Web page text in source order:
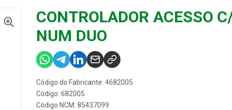
CONTROLADOR ACESSO
NUM DUO
Código do Fabricante: 4682005
Código: 682005
Código NCM: 85437099